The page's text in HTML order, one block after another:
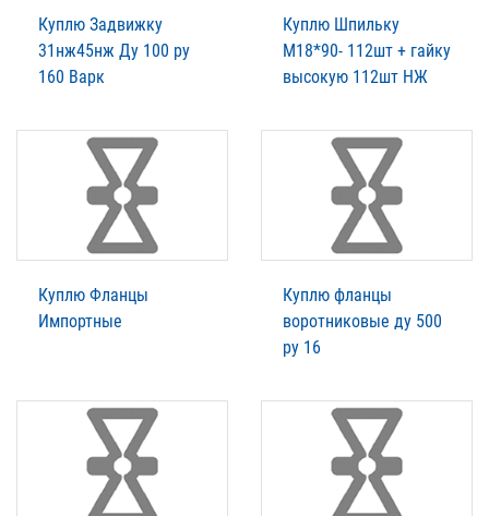
Куплю Задвижку
31нж45нж Ду 100 ру
160 Варк
Куплю Шпильку
М18*90- 112шт + гайку
высокую 112шт НЖ
Куплю Фланцы
Импортные
Куплю фланцы
воротниковые ду 500
ру 16